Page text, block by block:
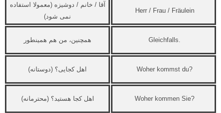
Herr / Frau / Fräulein
آقا / خانم / دوشیزه (معمولا استفاده
نمی شود)
Gleichfalls. همچنین، من هم همینطور
Woher kommst du? اهل کجایی؟ (دوستانه)
Woher kommen Sie? اهل کجا هستید؟ (محترمانه)